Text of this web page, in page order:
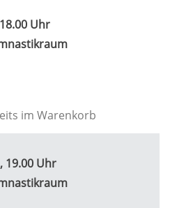
Uhr
im Warenkorb
19.00 Uhr